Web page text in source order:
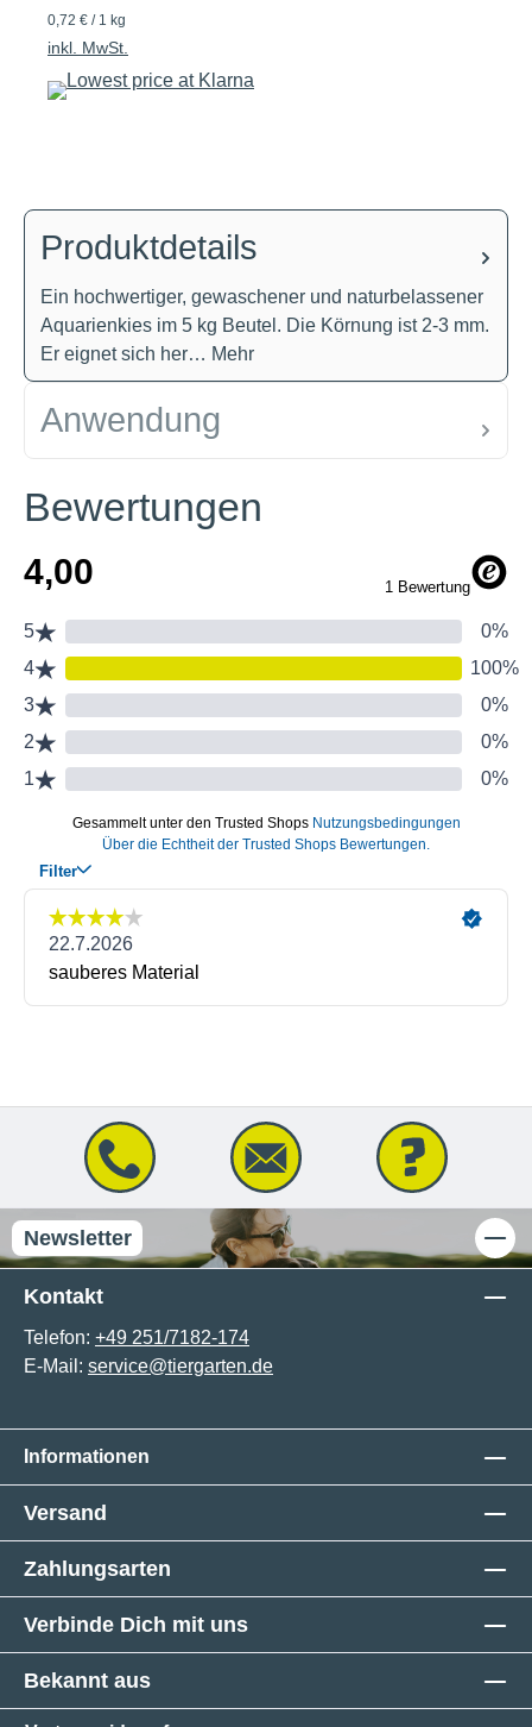
0,72 € / 1 kg
inkl. MwSt.
Produktdetails
Ein hochwertiger, gewaschener und naturbelassener
Aquarienkies im 5 kg Beutel. Die Körnung ist 2-3 mm.
Er eignet sich her… Mehr
Anwendung
Bewertungen
Newsletter
Kontakt
Telefon: +49 251/7182-174
E-Mail: service@tiergarten.de
Informationen
Versand
Zahlungsarten
Verbinde Dich mit uns
Bekannt aus